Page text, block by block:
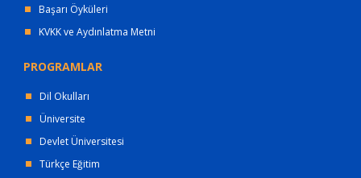
Başarı Öyküleri
KVKK ve Aydınlatma Metni
PROGRAMLAR
Dil Okulları
Üniversite
Devlet Üniversitesi
Türkçe Eğitim